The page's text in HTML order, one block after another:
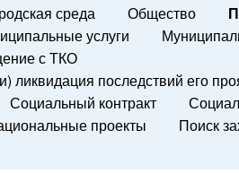
среда Общество
услуги
с ТКО
ликвидация последствий его
Социальный контракт
проекты Поиск